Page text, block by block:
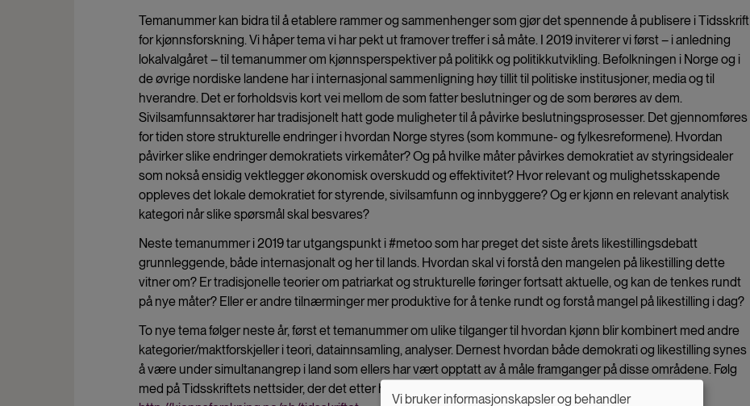
Temanummer kan bidra til å etablere rammer og sammenhenger som gjør det spennende å publisere i Tidsskrift
for kjønnsforskning. Vi håper tema vi har pekt ut framover treffer i så måte. I 2019 inviterer vi først – i anledning
lokalvalgåret – til temanummer om kjønnsperspektiver på politikk og politikkutvikling. Befolkningen i Norge og i
de øvrige nordiske landene har i internasjonal sammenligning høy tillit til politiske institusjoner, media og til
hverandre. Det er forholdsvis kort vei mellom de som fatter beslutninger og de som berøres av dem.
Sivilsamfunnsaktører har tradisjonelt hatt gode muligheter til å påvirke beslutningsprosesser. Det gjennomføres
for tiden store strukturelle endringer i hvordan Norge styres (som kommune- og fylkesreformene). Hvordan
påvirker slike endringer demokratiets virkemåter? Og på hvilke måter påvirkes demokratiet av styringsidealer
som nokså ensidig vektlegger økonomisk overskudd og effektivitet? Hvor relevant og mulighetsskapende
oppleves det lokale demokratiet for styrende, sivilsamfunn og innbyggere? Og er kjønn en relevant analytisk
kategori når slike spørsmål skal besvares?
Neste temanummer i 2019 tar utgangspunkt i #metoo som har preget det siste årets likestillingsdebatt
grunnleggende, både internasjonalt og her til lands. Hvordan skal vi forstå den mangelen på likestilling dette
vitner om? Er tradisjonelle teorier om patriarkat og strukturelle føringer fortsatt aktuelle, og kan de tenkes rundt
på nye måter? Eller er andre tilnærminger mer produktive for å tenke rundt og forstå mangel på likestilling i dag?
To nye tema følger neste år, først et temanummer om ulike tilganger til hvordan kjønn blir kombinert med andre
kategorier/maktforskjeller i teori, datainnsamling, analyser. Dernest hvordan både demokrati og likestilling synes
å være under simultanangrep i land som ellers har vært opptatt av å måle framganger på disse områdene. Følg
med på Tidsskriftets nettsider, der det etter hvert kommer mer om disse to temautgavene i 2020:
Vi bruker informasjonskapsler og behandler